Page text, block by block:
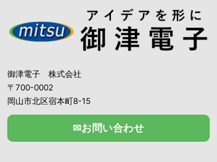
御津電子 株式会社
〒700-0002
岡山市北区宿本町8-15
✉お問い合わせ